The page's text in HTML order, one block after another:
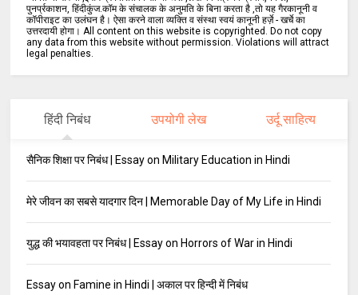
पुनर्प्रकाशन, हिंदीकुंज.कॉम के संचालक के अनुमति के बिना करता है ,तो यह गैरकानूनी व
कॉपीराइट का उलंघन है। ऐसा करने वाला व्यक्ति व संस्था स्वयं कानूनी हर्ज़े - खर्चे का
उत्तरदायी होगा। All content on this website is copyrighted. Do not copy
any data from this website without permission. Violations will attract
legal penalties.
हिंदी निबंध उपयोगी लेख उर्दू साहित्य
सैनिक शिक्षा पर निबंध | Essay on Military Education in Hindi
मेरे जीवन का सबसे यादगार दिन | Memorable Day of My Life in Hindi
युद्ध की भयावहता पर निबंध | Essay on Horrors of War in Hindi
Essay on Famine in Hindi | अकाल पर हिन्दी में निबंध